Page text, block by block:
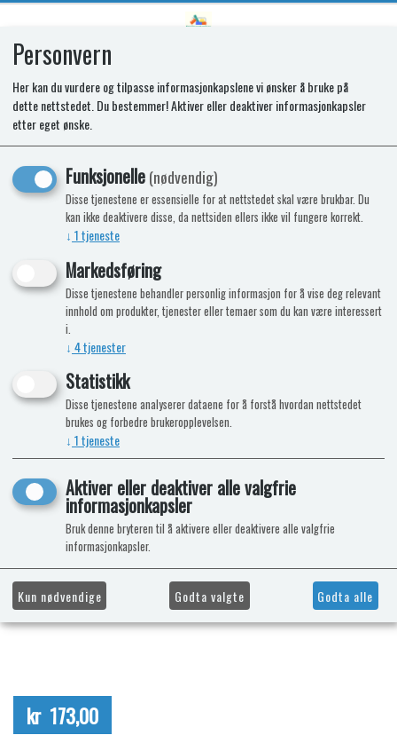
SPP/CP INLET TUBE
kr 173,00
Personvern
Her kan du vurdere og tilpasse informasjonkapslene vi ønsker å bruke på
dette nettstedet. Du bestemmer! Aktiver eller deaktiver informasjonkapsler
etter eget ønske.
Funksjonelle(nødvendig)
Disse tjenestene er essensielle for at nettstedet skal være brukbar. Du
kan ikke deaktivere disse, da nettsiden ellers ikke vil fungere korrekt.
↓ 1tjeneste
Markedsføring
Disse tjenestene behandler personlig informasjon for å vise deg relevant
innhold om produkter, tjenester eller temaer som du kan være interessert
i.
↓ 4tjenester
Statistikk
Disse tjenestene analyserer dataene for å forstå hvordan nettstedet
brukes og forbedre brukeropplevelsen.
↓ 1tjeneste
Aktiver eller deaktiver alle valgfrie
informasjonkapsler
Bruk denne bryteren til å aktivere eller deaktivere alle valgfrie
informasjonkapsler.
Kun nødvendige Godta valgte Godta alle